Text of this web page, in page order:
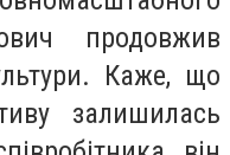
продовжив
Каже, що
залишилась